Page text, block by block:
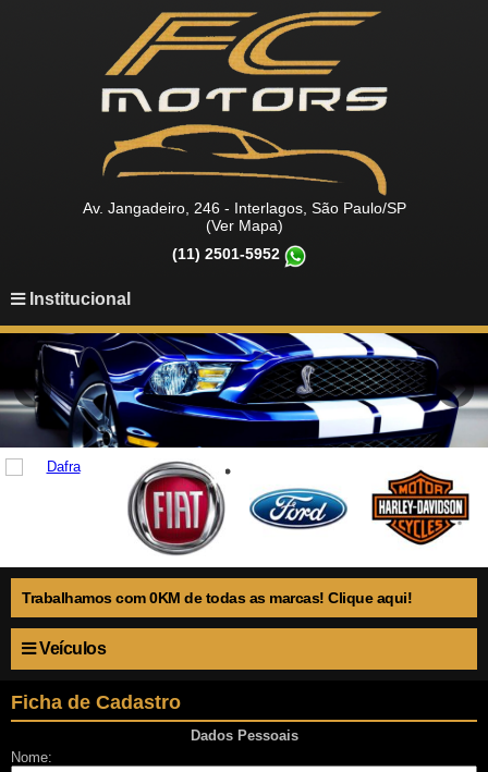
Av. Jangadeiro, 246 - Interlagos, São Paulo/SP
(Ver Mapa)
(11) 2501-5952
Institucional
Trabalhamos com 0KM de todas as marcas! Clique aqui!
Veículos
Ficha de Cadastro
Dados Pessoais
Nome: